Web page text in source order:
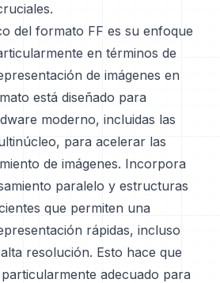
del formato FF es su enfoque
en términos de
de imágenes en
está diseñado para
moderno, incluidas las
para acelerar las
de imágenes. Incorpora
paralelo y estructuras
que permiten una
rápidas, incluso
resolución. Esto hace que
adecuado para